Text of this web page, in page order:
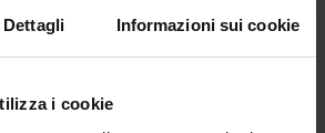
Dettagli Informazioni sui cookie
i cookie